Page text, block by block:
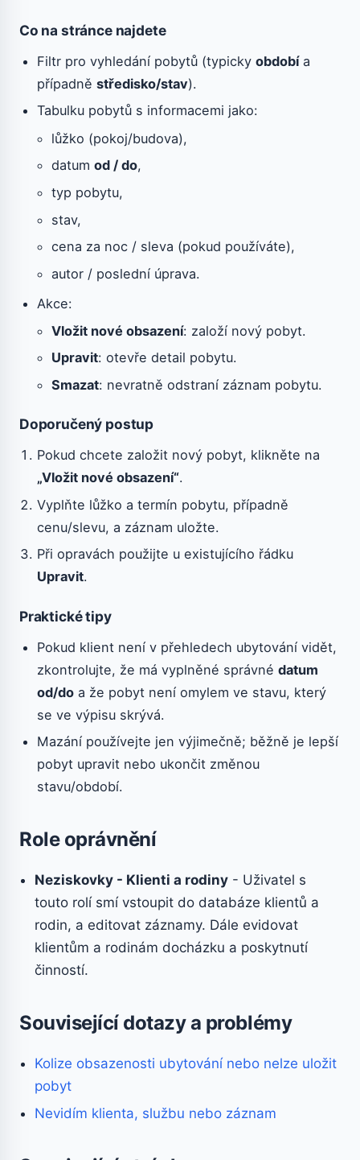
Co na stránce najdete
Filtr pro vyhledání pobytů (typicky obdobía
případně středisko/stav).
Tabulku pobytů s informacemi jako:
lůžko (pokoj/budova),
datum od / do,
typ pobytu,
stav,
cena za noc / sleva (pokud používáte),
autor / poslední úprava.
Akce:
Vložit nové obsazení: založí nový pobyt.
Upravit: otevře detail pobytu.
Smazat: nevratně odstraní záznam pobytu.
Doporučený postup
Pokud chcete založit nový pobyt, klikněte na
„Vložit nové obsazení“.
Vyplňte lůžko a termín pobytu, případně
cenu/slevu, a záznam uložte.
Při opravách použijte u existujícího řádku
Upravit.
Praktické tipy
Pokud klient není v přehledech ubytování vidět,
zkontrolujte, že má vyplněné správné datum
od/doa že pobyt není omylem ve stavu, který
se ve výpisu skrývá.
Mazání používejte jen výjimečně; běžně je lepší
pobyt upravit nebo ukončit změnou
stavu/období.
Role oprávnění
Neziskovky - Klienti a rodiny - Uživatel s
touto rolí smí vstoupit do databáze klientů a
rodin, a editovat záznamy. Dále evidovat
klientům a rodinám docházku a poskytnutí
činností.
Související dotazy a problémy
Kolize obsazenosti ubytování nebo nelze uložit
pobyt
Nevidím klienta, službu nebo záznam